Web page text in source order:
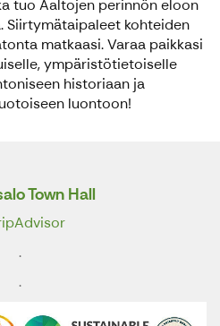
tuo Aaltojen perinnön eloon
Siirtymätaipaleet kohteiden
matkaasi. Varaa paikkasi
ympäristötietoiselle
historiaan ja
luontoon!
Town Hall
.
.